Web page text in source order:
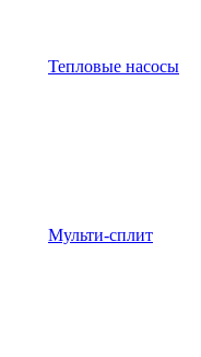
Тепловые насосы
Мульти-сплит